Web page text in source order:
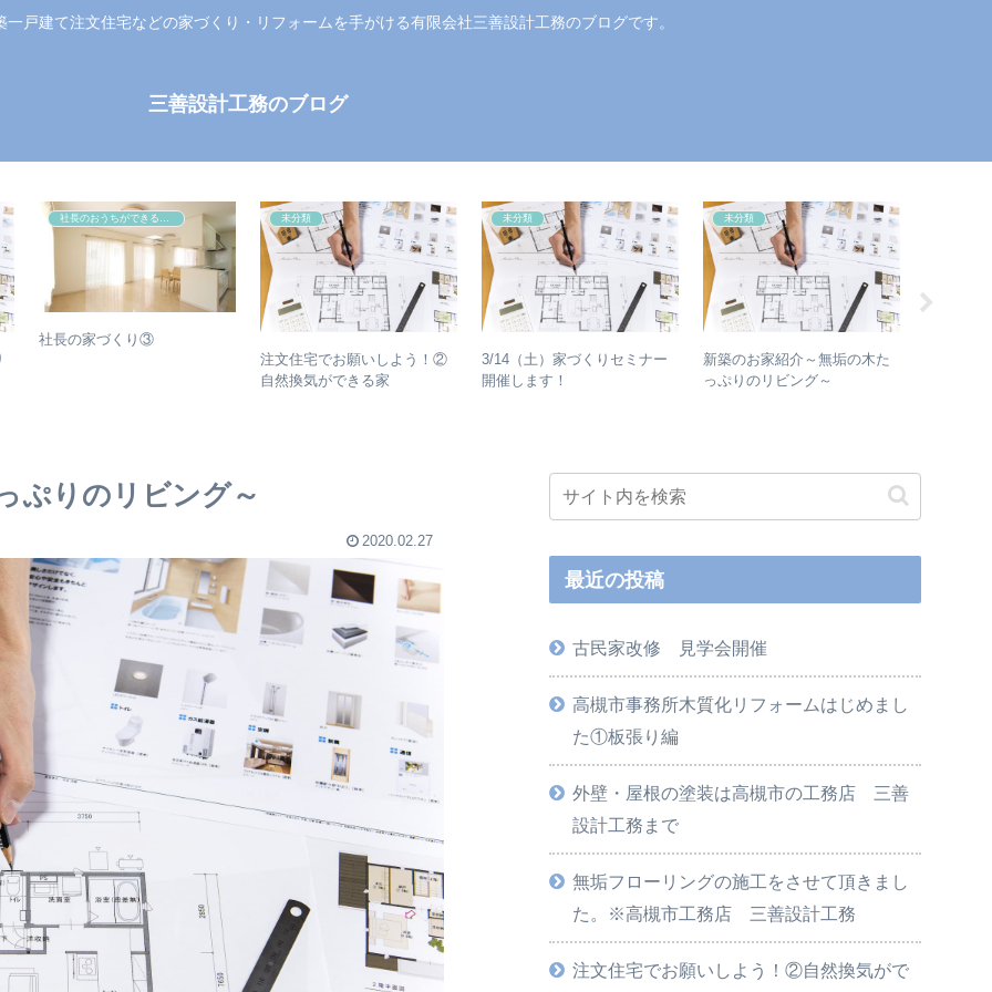
戸建て注文住宅などの家づくり・リフォームを手がける有限会社三善設計工務のブログです。
三善設計工務のブログ
社長の家づくり③
未分類
注文住宅でお願いしよう！②
自然換気ができる家
未分類
3/14（土）家づくりセミナー
開催します！
未分類
新築のお家紹介～無垢の木た
っぷりのリビング～
ぷりのリビング～
2020.02.27
最近の投稿
古民家改修 見学会開催
高槻市事務所木質化リフォームはじめまし
た①板張り編
外壁・屋根の塗装は高槻市の工務店 三善
設計工務まで
無垢フローリングの施工をさせて頂きまし
た。※高槻市工務店 三善設計工務
注文住宅でお願いしよう！②自然換気がで